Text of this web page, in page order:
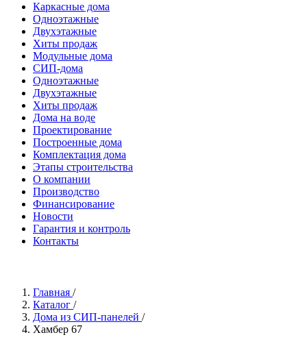
Каркасные дома
Одноэтажные
Двухэтажные
Хиты продаж
Модульные дома
СИП-дома
Одноэтажные
Двухэтажные
Хиты продаж
Дома на воде
Проектирование
Построенные дома
Комплектация дома
Этапы строительства
О компании
Производство
Финансирование
Новости
Гарантия и контроль
Контакты
Главная /
Каталог /
Дома из СИП-панелей /
Хамбер 67